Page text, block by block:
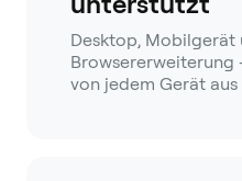
Desktop, Mobilgerät
Browsererweiterung
von jedem Gerät